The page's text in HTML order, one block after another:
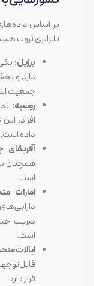
نابرابری ثروت
برزیل:
دارد و
جمعیت
روسیه:
افراد،
داده است.
آفریقای
همچنان
است.
امارات
ضریب
است.
ایالات
قرار دارد.